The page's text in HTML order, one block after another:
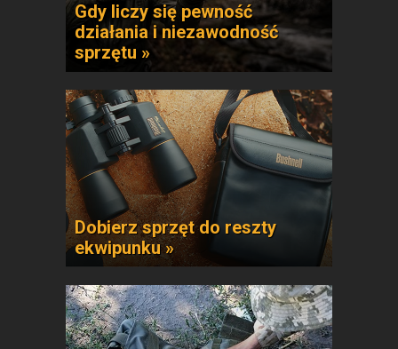
Gdy liczy się pewność
działania i niezawodność
sprzętu »
Dobierz sprzęt do reszty
ekwipunku »